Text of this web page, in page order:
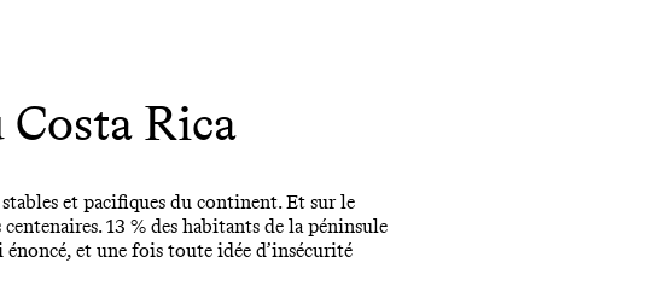
Costa Rica
stables et pacifiques du continent. Et sur le
13 % des habitants de la péninsule
et une fois toute idée d’insécurité